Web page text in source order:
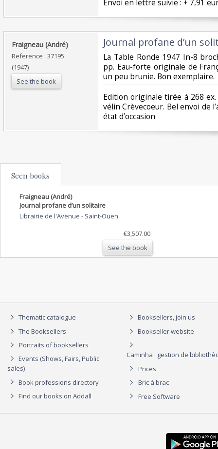
‎Envoi en lettre suivie : + 7,91
‎Fraigneau (André)‎
Reference : 37195
(1947)
See the book
‎Journal profane d’un
‎La Table Ronde 1947 In-8
pp. Eau-forte originale de
un peu brunie. Bon exemplaire.‎
‎Edition originale tirée à 268
vélin Crèvecoeur. Bel envoi de
état d’occasion ‎
Seen books
Fraigneau (André)
Journal profane d’un solitaire
Librairie de l'Avenue - Saint-Ouen
€3,507.00
See the book
Thematic catalogue
The Booksellers
Portraits of booksellers
Events (Shows, Fairs, Public
sales)
Book professions directory
Find our books on Addall
Booksellers, join us
Bookseller website
Caminha : gestion de
Prices
Bric à brac
Free Software